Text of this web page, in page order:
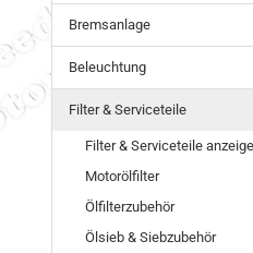
Bremsanlage
Beleuchtung
Filter & Serviceteile
Filter & Serviceteile
Motorölfilter
Ölfilterzubehör
Ölsieb & Siebzubehör